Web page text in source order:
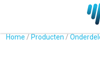
Home / Producten /